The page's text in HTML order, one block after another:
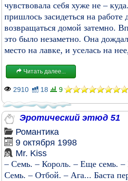
чувствовала себя хуже не –
пришлось засидеться на
возвращаться домой затемно.
это было незаметно. Она
место на лавке, и уселась на
Читать далее...
2910 18 9
Эротический этюд 51
Романтика
9 октября 1998
Mr. Kiss
– Семь. – Король. – Еще семь. –
Семь. – Отбой. – Ага... Баста